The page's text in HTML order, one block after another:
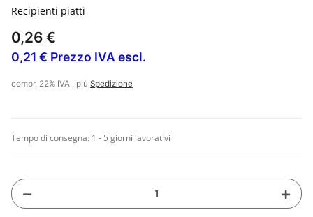
Recipienti piatti
0,26 €
0,21 € Prezzo IVA escl.
compr. 22% IVA , più Spedizione
Tempo di consegna: 1 - 5 giorni lavorativi